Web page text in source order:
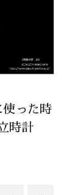
った時
時計